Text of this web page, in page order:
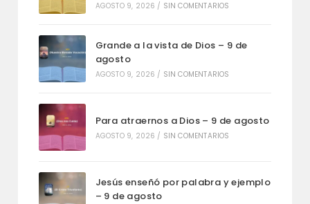
AGOSTO 9, 2026 / SIN COMENTARIOS
Grande a la vista de Dios – 9 de
agosto
AGOSTO 9, 2026 / SIN COMENTARIOS
Para atraernos a Dios – 9 de agosto
AGOSTO 9, 2026 / SIN COMENTARIOS
Jesús enseñó por palabra y ejemplo
– 9 de agosto